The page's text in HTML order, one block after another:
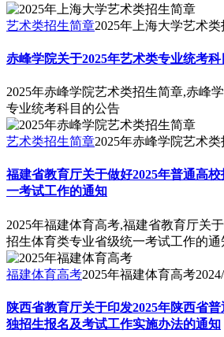
艺术类招生简章2025年上海大学艺术
赤峰学院关于2025年艺术类专业统考
2025年赤峰学院艺术类招生简章,赤峰
专业统考科目的公告
艺术类招生简章2025年赤峰学院艺术
福建省教育厅关于做好2025年普通高
一考试工作的通知
2025年福建体育高考,福建省教育厅关
招生体育类专业省级统一考试工作的通
福建体育高考2025年福建体育高考
陕西省教育厅关于印发2025年陕西省
独招生报名及考试工作实施办法的通知